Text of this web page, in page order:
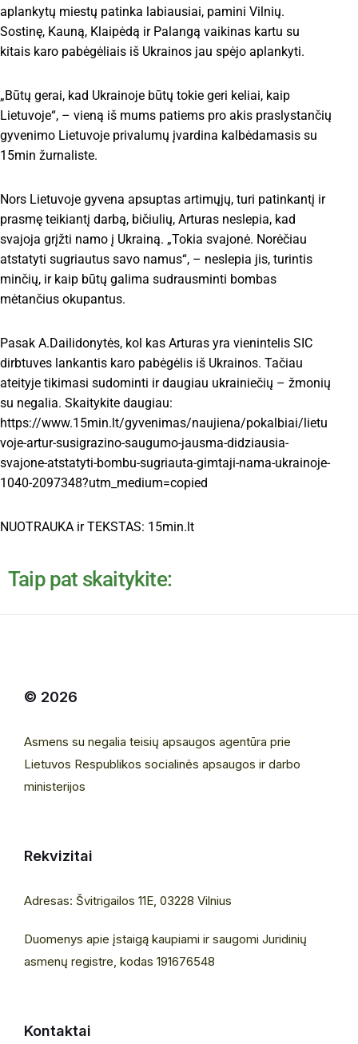
aplankytų miestų patinka labiausiai, pamini Vilnių.
Sostinę, Kauną, Klaipėdą ir Palangą vaikinas kartu su
kitais karo pabėgėliais iš Ukrainos jau spėjo aplankyti.
„Būtų gerai, kad Ukrainoje būtų tokie geri keliai, kaip
Lietuvoje“, – vieną iš mums patiems pro akis praslystančių
gyvenimo Lietuvoje privalumų įvardina kalbėdamasis su
15min žurnaliste.
Nors Lietuvoje gyvena apsuptas artimųjų, turi patinkantį ir
prasmę teikiantį darbą, bičiulių, Arturas neslepia, kad
svajoja grįžti namo į Ukrainą. „Tokia svajonė. Norėčiau
atstatyti sugriautus savo namus“, – neslepia jis, turintis
minčių, ir kaip būtų galima sudrausminti bombas
mėtančius okupantus.
Pasak A.Dailidonytės, kol kas Arturas yra vienintelis SIC
dirbtuves lankantis karo pabėgėlis iš Ukrainos. Tačiau
ateityje tikimasi sudominti ir daugiau ukrainiečių – žmonių
su negalia. Skaitykite daugiau:
https://www.15min.lt/gyvenimas/naujiena/pokalbiai/lietu
voje-artur-susigrazino-saugumo-jausma-didziausia-
svajone-atstatyti-bombu-sugriauta-gimtaji-nama-ukrainoje-
1040-2097348?utm_medium=copied
NUOTRAUKA ir TEKSTAS: 15min.lt
Taip pat skaitykite:
© 2026
Asmens su negalia teisių apsaugos agentūra prie
Lietuvos Respublikos socialinės apsaugos ir darbo
ministerijos
Rekvizitai
Adresas: Švitrigailos 11E, 03228 Vilnius
Duomenys apie įstaigą kaupiami ir saugomi Juridinių
asmenų registre, kodas 191676548
Kontaktai